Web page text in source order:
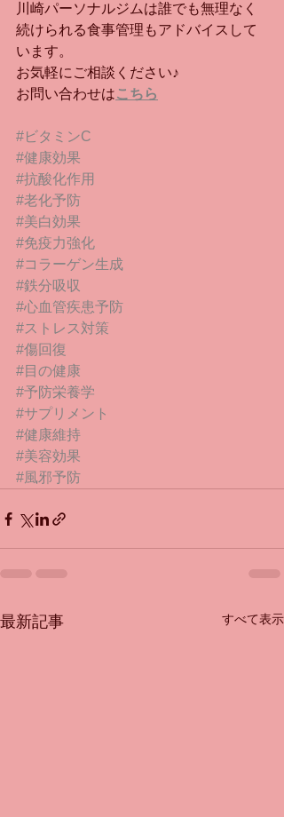
川崎パーソナルジムは誰でも無理なく
続けられる食事管理もアドバイスして
います。
お気軽にご相談ください♪
お問い合わせはこちら
#ビタミンC
#健康効果
#抗酸化作用
#老化予防
#美白効果
#免疫力強化
#コラーゲン生成
#鉄分吸収
#心血管疾患予防
#ストレス対策
#傷回復
#目の健康
#予防栄養学
#サプリメント
#健康維持
#美容効果
#風邪予防
最新記事 すべて表示